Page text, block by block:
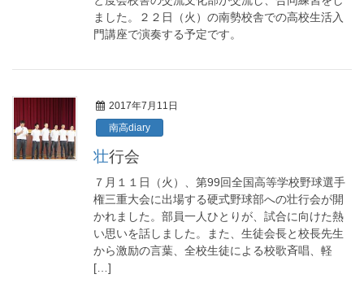
ました。２２日（火）の南勢校舎での高校生活入
門講座で演奏する予定です。
2017年7月11日
南高diary
壮行会
７月１１日（火）、第99回全国高等学校野球選手
権三重大会に出場する硬式野球部への壮行会が開
かれました。部員一人ひとりが、試合に向けた熱
い思いを話しました。また、生徒会長と校長先生
から激励の言葉、全校生徒による校歌斉唱、軽
[…]